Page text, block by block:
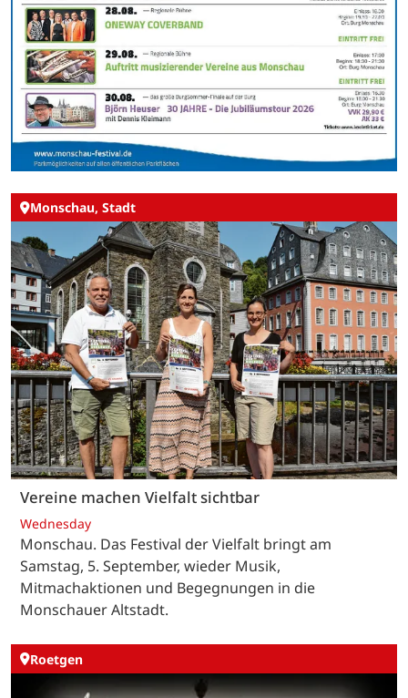
Monschau, Stadt
Vereine machen Vielfalt sichtbar
Wednesday
Monschau. Das Festival der Vielfalt bringt am
Samstag, 5. September, wieder Musik,
Mitmachaktionen und Begegnungen in die
Monschauer Altstadt.
Roetgen